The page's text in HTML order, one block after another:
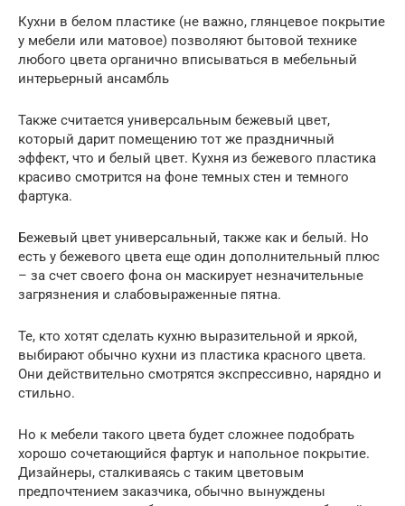
Кухни в белом пластике (не важно, глянцевое покрытие
у мебели или матовое) позволяют бытовой технике
любого цвета органично вписываться в мебельный
интерьерный ансамбль
Также считается универсальным бежевый цвет,
который дарит помещению тот же праздничный
эффект, что и белый цвет. Кухня из бежевого пластика
красиво смотрится на фоне темных стен и темного
фартука.
Бежевый цвет универсальный, также как и белый. Но
есть у бежевого цвета еще один дополнительный плюс
– за счет своего фона он маскирует незначительные
загрязнения и слабовыраженные пятна.
Те, кто хотят сделать кухню выразительной и яркой,
выбирают обычно кухни из пластика красного цвета.
Они действительно смотрятся экспрессивно, нарядно и
стильно.
Но к мебели такого цвета будет сложнее подобрать
хорошо сочетающийся фартук и напольное покрытие.
Дизайнеры, сталкиваясь с таким цветовым
предпочтением заказчика, обычно вынуждены